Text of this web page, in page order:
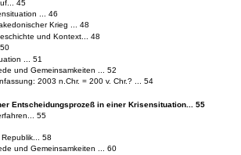
45
... 46
Krieg ... 48
und Kontext... 48
... 51
und Gemeinsamkeiten ... 52
2003 n.Chr. = 200 v. Chr.? ... 54
Entscheidungsprozeß in einer Krisensituation... 55
55
Republik... 58
und Gemeinsamkeiten ... 60